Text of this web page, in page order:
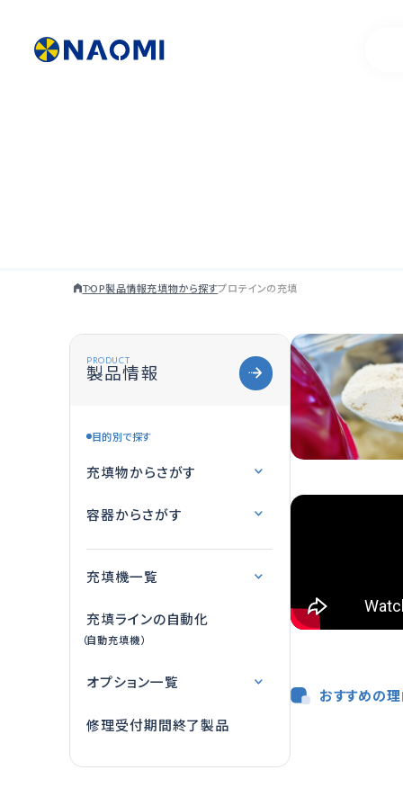
TOP製品情報充填物から探すプロテインの充填
PRODUCT
製品情報
目的別で探す
充填物からさがす
容器からさがす
充填機一覧
充填ラインの自動化
（自動充填機）
オプション一覧
修理受付期間終了製品
おすすめの